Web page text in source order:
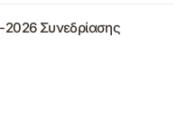
Συνεδρίασης